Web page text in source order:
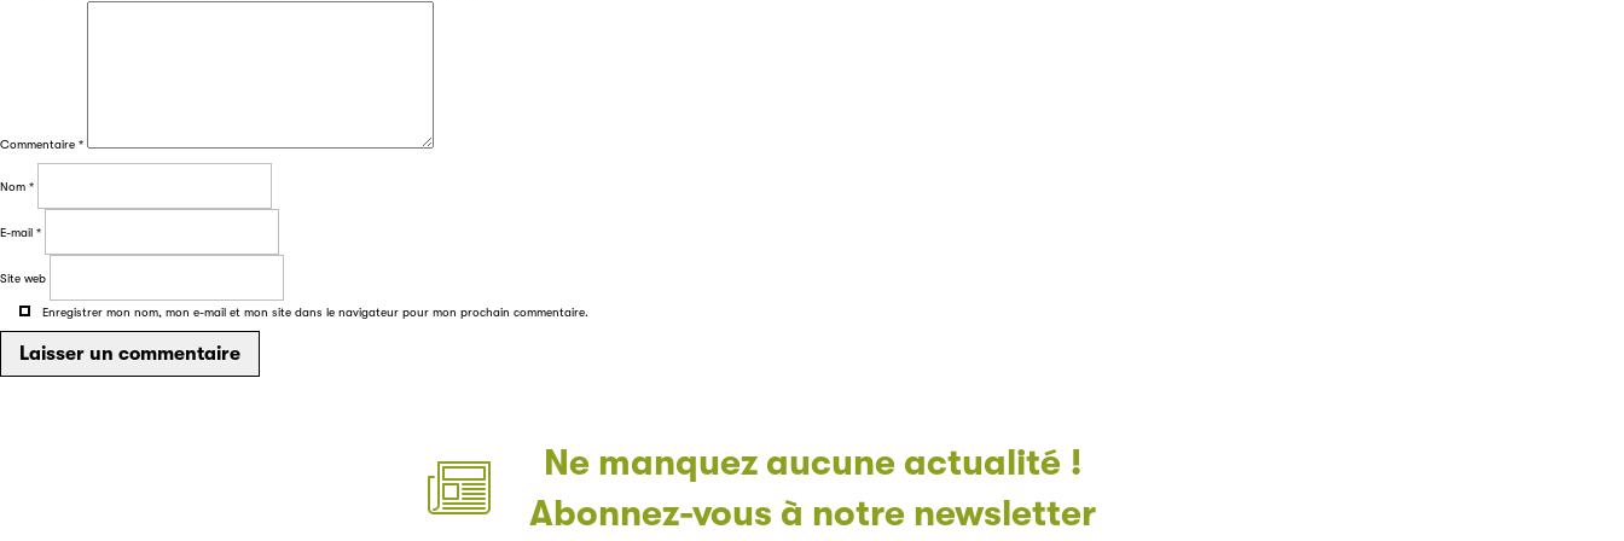
Commentaire *
Nom *
E-mail *
Site web
Enregistrer mon nom, mon e-mail et mon site dans le navigateur pour mon prochain commentaire.
Ne manquez aucune actualité !
Abonnez-vous à notre newsletter